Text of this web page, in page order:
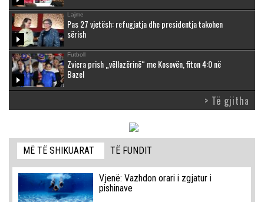
Lajme
Pas 27 vjetësh: refugjatja dhe presidentja takohen
sërish
Futboll
Zvicra prish „vëllazërinë“ me Kosovën, fiton 4:0 në
Bazel
> Të gjitha
MË TË SHIKUARAT TË FUNDIT
Vjenë: Vazhdon orari i zgjatur i
pishinave